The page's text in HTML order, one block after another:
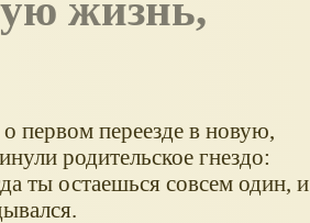
первом переезде в новую,
родительское гнездо:
ты остаешься совсем один, и